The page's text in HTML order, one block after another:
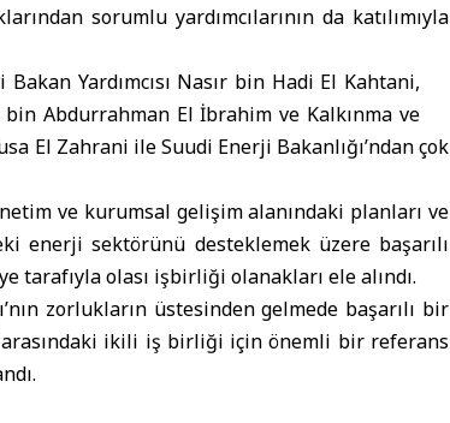
sorumlu yardımcılarının da katılımıyla
Yardımcısı Nasır bin Hadi El Kahtani,
Abdurrahman El İbrahim ve Kalkınma ve
El Zahrani ile Suudi Enerji Bakanlığı’ndan çok
ve kurumsal gelişim alanındaki planları ve
enerji sektörünü desteklemek üzere başarılı
tarafıyla olası işbirliği olanakları ele alındı.
zorlukların üstesinden gelmede başarılı bir
ikili iş birliği için önemli bir referans